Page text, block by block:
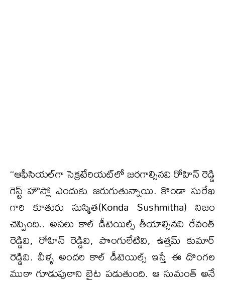
‘‘ఆఫీసియల్‌గా సెక్రటేరియట్‌లో జరగాల్సినవి రోహిన్ రెడ్డి
గెస్ట్ హౌస్లో ఎందుకు జరుగుతున్నాయి. కొండా సురేఖ
గారి కూతురు సుస్మిత(Konda Sushmitha) నిజం
చెప్పింది.. అసలు కాల్ డీటెయిల్స్ తీయాల్సినవి రేవంత్
రెడ్డివి, రోహిన్ రెడ్డివి, పొంగులేటివి, ఉత్తమ్ కుమార్
రెడ్డివి. వీళ్ళ అందరి కాల్ డీటెయిల్స్ ఇస్తే ఈ దొంగల
ముఠా గూడుపుఠాని బైట పడుతుంది. ఆ సుమంత్ అనే